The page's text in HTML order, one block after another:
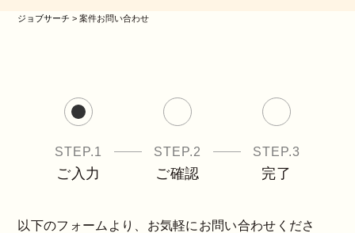
ジョブサーチ >案件お問い合わせ
STEP.1
ご入力
STEP.2
ご確認
STEP.3
完了
以下のフォームより、お気軽にお問い合わせくださ